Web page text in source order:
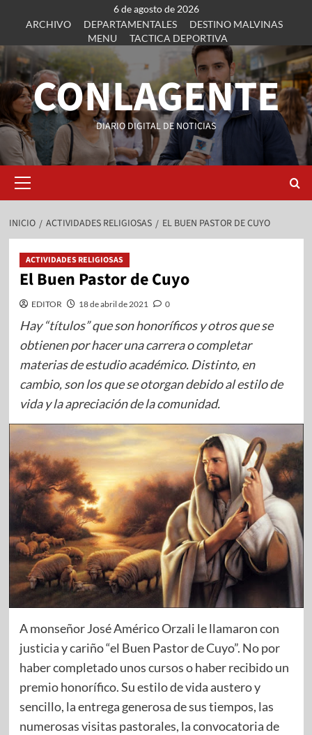
6 de agosto de 2026
ARCHIVO
DEPARTAMENTALES
DESTINO MALVINAS
MENU
TACTICA DEPORTIVA
CONLAGENTE
DIARIO DIGITAL DE NOTICIAS
INICIO ACTIVIDADES RELIGIOSAS EL BUEN PASTOR DE CUYO
ACTIVIDADES RELIGIOSAS
El Buen Pastor de Cuyo
EDITOR 18 de abril de 2021 0
Hay “títulos” que son honoríficos y otros que se
obtienen por hacer una carrera o completar
materias de estudio académico. Distinto, en
cambio, son los que se otorgan debido al estilo de
vida y la apreciación de la comunidad.
A monseñor José Américo Orzali le llamaron con
justicia y cariño “el Buen Pastor de Cuyo”. No por
haber completado unos cursos o haber recibido un
premio honorífico. Su estilo de vida austero y
sencillo, la entrega generosa de sus tiempos, las
numerosas visitas pastorales, la convocatoria de